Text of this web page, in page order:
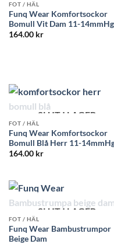
FOT / HÄL
Funq Wear Komfortsockor
Bomull Vit Dam 11-14mmHg
164.00 kr
SLUT I LAGER
FOT / HÄL
Funq Wear Komfortsockor
Bomull Blå Herr 11-
164.00 kr
SLUT I LAGER
FOT / HÄL
Funq Wear Bambustrumpor
Beige Dam